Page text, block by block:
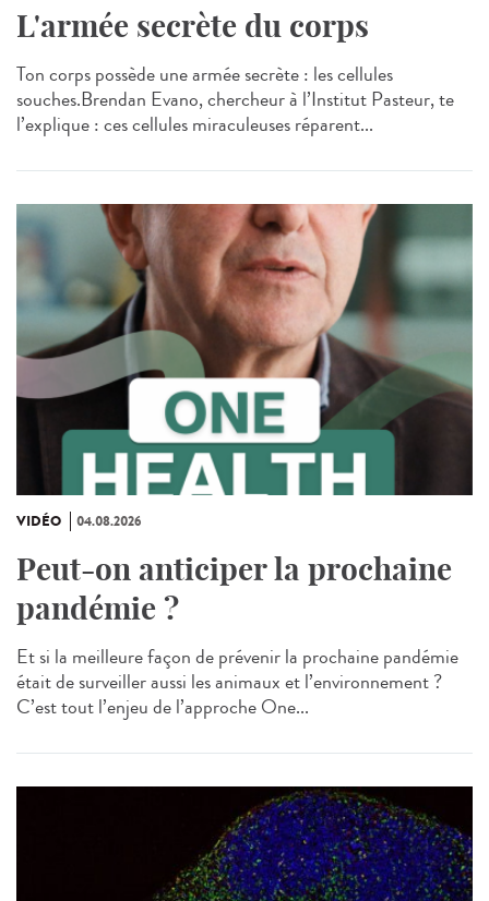
L'armée secrète du corps
Ton corps possède une armée secrète : les cellules
souches.Brendan Evano, chercheur à l’Institut Pasteur, te
l’explique : ces cellules miraculeuses réparent...
VIDÉO 04.08.2026
Peut-on anticiper la prochaine
pandémie ?
Et si la meilleure façon de prévenir la prochaine pandémie
était de surveiller aussi les animaux et l’environnement ?
C’est tout l’enjeu de l’approche One...